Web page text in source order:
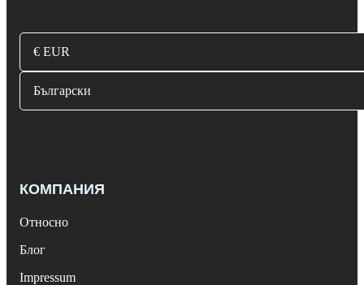
€ EUR
Български
КОМПАНИЯ
Относно
Блог
Impressum